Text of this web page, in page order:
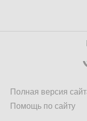
Полная версия
Помощь по сайту